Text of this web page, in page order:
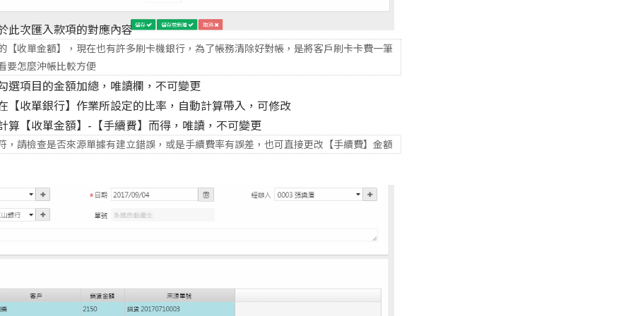
此次匯入款項的對應內容
【收單金額】，現在也有許多刷卡機銀行，為了帳務清除好對帳，是將客戶刷卡卡費一筆
要怎麼沖帳比較方便
選項目的金額加總，唯讀欄，不可變更
【收單銀行】作業所設定的比率，自動計算帶入，可修改
算【收單金額】-【手續費】而得，唯讀，不可變更
，請檢查是否來源單據有建立錯誤，或是手續費率有誤差，也可直接更改【手續費】金額